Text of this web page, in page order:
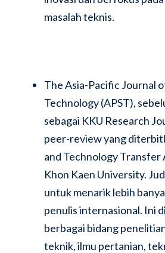
masalah teknis.
The Asia-Pacific Journal
Technology (APST),
sebagai KKU Research
peer-review yang
and Technology
Khon Kaen University.
untuk menarik lebih
penulis internasional. Ini
berbagai bidang
teknik, ilmu pertanian,